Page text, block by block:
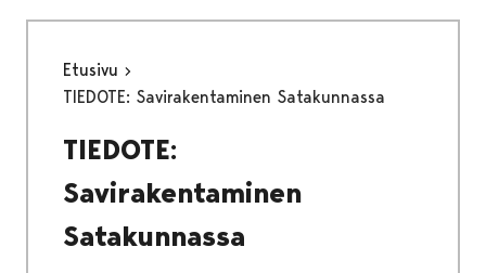
Etusivu
TIEDOTE: Savirakentaminen Satakunnassa
TIEDOTE:
Savirakentaminen
Satakunnassa